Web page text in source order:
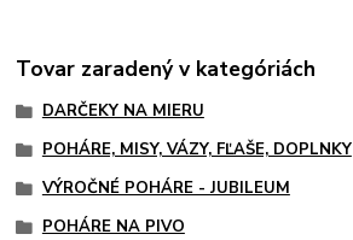
Tovar zaradený v kategóriách
DARČEKY NA MIERU
POHÁRE, MISY, VÁZY, FĽAŠE, DOPLNKY
VÝROČNÉ POHÁRE - JUBILEUM
POHÁRE NA PIVO